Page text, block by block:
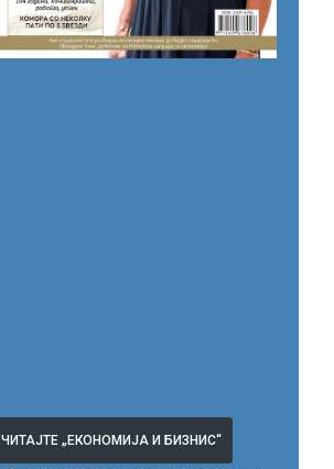
ЧИТАЈТЕ „ЕКОНОМИЈА И БИЗНИС“